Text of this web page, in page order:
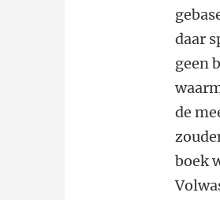
daar
geen
de
boek